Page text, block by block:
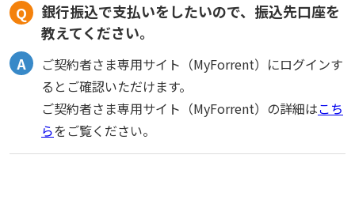
銀行振込で支払いをしたいので、振込先口座を
教えてください。
ご契約者さま専用サイト（MyForrent）にログインす
るとご確認いただけます。
ご契約者さま専用サイト（MyForrent）の詳細はこち
らをご覧ください。